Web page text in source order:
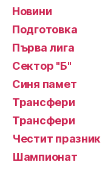
Новини
Подготовка
Първа лига
Сектор "Б"
Синя памет
Трансфери
Трансфери
Честит празник
Шампионат